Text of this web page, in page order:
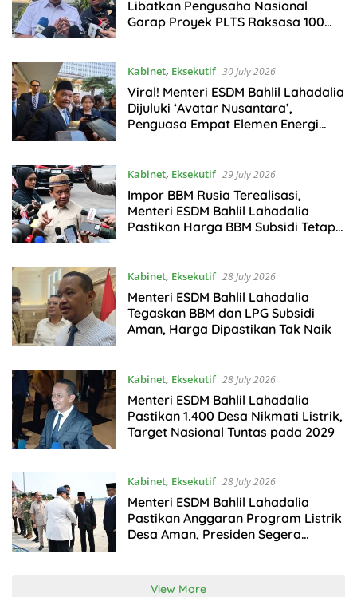
Libatkan Pengusaha Nasional
Garap Proyek PLTS Raksasa 100
Kabinet, Eksekutif 30 July 2026
Viral! Menteri ESDM Bahlil Lahadalia
Dijuluki ‘Avatar Nusantara’,
Penguasa Empat Elemen Energi
Kabinet, Eksekutif 29 July 2026
Impor BBM Rusia Terealisasi,
Menteri ESDM Bahlil Lahadalia
Pastikan Harga BBM Subsidi Tetap
Kabinet, Eksekutif 28 July 2026
Menteri ESDM Bahlil Lahadalia
Tegaskan BBM dan LPG Subsidi
Aman, Harga Dipastikan Tak Naik
Kabinet, Eksekutif 28 July 2026
Menteri ESDM Bahlil Lahadalia
Pastikan 1.400 Desa Nikmati Listrik,
Target Nasional Tuntas pada 2029
Kabinet, Eksekutif 28 July 2026
Menteri ESDM Bahlil Lahadalia
Pastikan Anggaran Program Listrik
Desa Aman, Presiden Segera
View More